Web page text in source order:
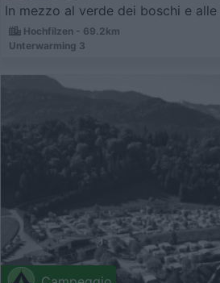
In mezzo al verde dei boschi e
Hochfilzen - 69.2km
Unterwarming 3